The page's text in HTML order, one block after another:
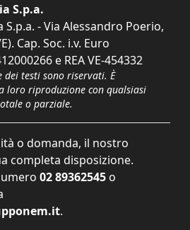
S.p.a.
- Via Alessandro Poerio,
Cap. Soc. i.v. Euro
e REA VE-454332
testi sono riservati. È
loro riproduzione con qualsiasi
o parziale.
o domanda, il nostro
completa disposizione.
02 89362545 o
.